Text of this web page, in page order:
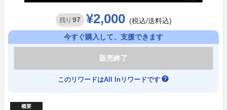
残り 97 ¥2,000 (税込/送料込)
今すぐ購入して、支援できます
販売終了
このリワードはAll Inリワードです help
概要